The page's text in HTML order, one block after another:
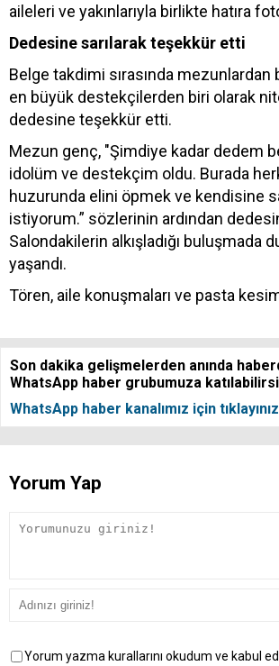
aileleri ve yakınlarıyla birlikte hatıra
Dedesine sarılarak teşekkür etti
Belge takdimi sırasında mezunlardan
en büyük destekçilerden biri olarak
dedesine teşekkür etti.
Mezun genç, "Şimdiye kadar dedem
idolüm ve destekçim oldu. Burada
huzurunda elini öpmek ve kendisine
istiyorum.” sözlerinin ardından
Salondakilerin alkışladığı buluşmada
yaşandı.
Tören, aile konuşmaları ve pasta
Son dakika gelişmelerden anında
WhatsApp haber grubumuza
WhatsApp haber kanalımız için
Yorum Yap
Yorum yazma kurallarını okudum ve kabul